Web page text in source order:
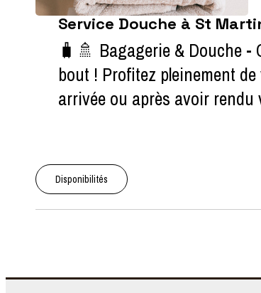
Service Douche à St
🧳🚿 Bagagerie & Douche -
bout ! Profitez pleinement
arrivée ou après avoir rendu
Disponibilités